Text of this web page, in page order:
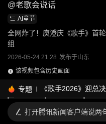
@老歌会说话
AI章节
全网炸了！庾澄庆《歌手》首
组
2026-05-24 21:28 发布于山东
该视频包含历史画面
专题 《歌手2026》迎总
打开腾讯新闻客户端说两